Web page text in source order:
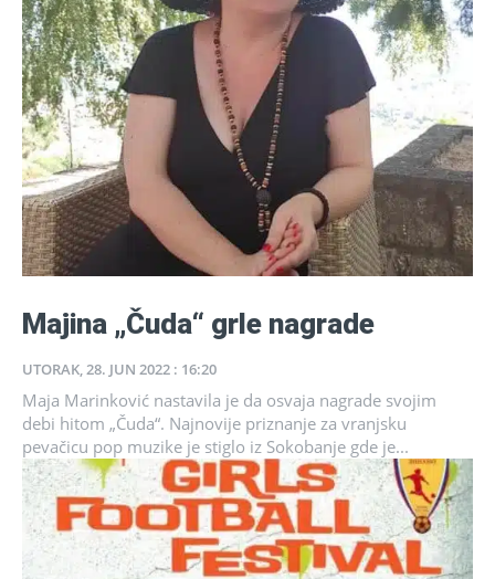
Majina „Čuda“ grle nagrade
UTORAK, 28. JUN 2022 : 16:20
Maja Marinković nastavila je da osvaja nagrade svojim
debi hitom „Čuda“. Najnovije priznanje za vranjsku
pevačicu pop muzike je stiglo iz Sokobanje gde je...